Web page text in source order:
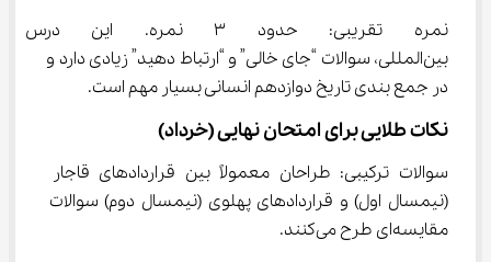
نمره تقریبی: حدود ۳
بین‌المللی، سوالات “جای خالی” و “ارتباط دهید” زیادی دارد و
در جمع بندی تاریخ دوازدهم انسانی بسیار مهم است.
نکات طلایی برای امتحان نهایی (خرداد)
سوالات ترکیبی: طراحان معمولاً بین قراردادهای قاجار
(نیمسال اول) و قراردادهای پهلوی (نیمسال دوم) سوالات
مقایسه‌ای طرح می‌کنند.